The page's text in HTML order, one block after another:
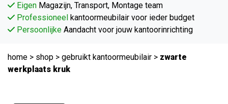
Eigen Magazijn, Transport, Montage team
Professioneel kantoormeubilair voor ieder budget
Persoonlijke Aandacht voor jouw kantoorinrichting
home > shop > gebruikt kantoormeubilair > zwarte
werkplaats kruk